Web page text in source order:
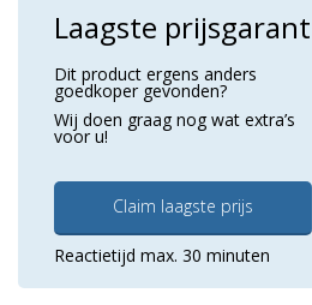
Laagste
Dit product ergens anders
goedkoper gevonden?
Wij doen graag nog wat extra’s
voor u!
Claim laagste prijs
Reactietijd max. 30 minuten